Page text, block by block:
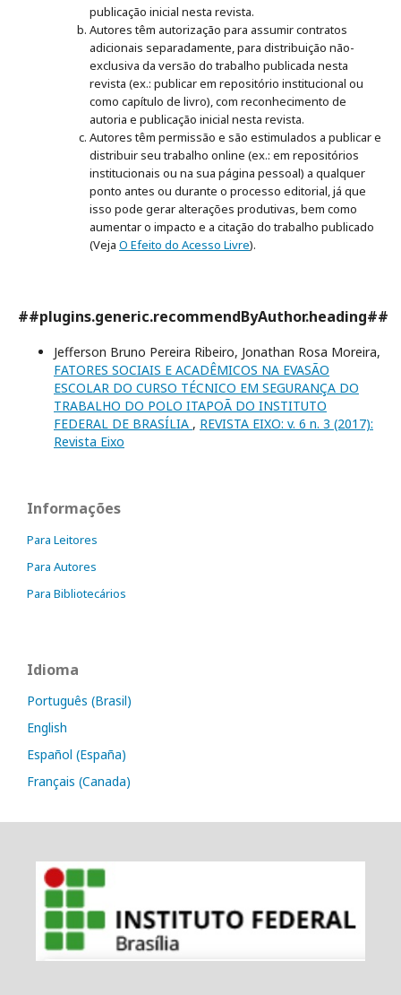
publicação inicial nesta revista.
Autores têm autorização para assumir contratos
adicionais separadamente, para distribuição não-
exclusiva da versão do trabalho publicada nesta
revista (ex.: publicar em repositório institucional ou
como capítulo de livro), com reconhecimento de
autoria e publicação inicial nesta revista.
Autores têm permissão e são estimulados a publicar e
distribuir seu trabalho online (ex.: em repositórios
institucionais ou na sua página pessoal) a qualquer
ponto antes ou durante o processo editorial, já que
isso pode gerar alterações produtivas, bem como
aumentar o impacto e a citação do trabalho publicado
(Veja O Efeito do Acesso Livre).
##plugins.generic.recommendByAuthor.heading##
Jefferson Bruno Pereira Ribeiro, Jonathan Rosa Moreira,
FATORES SOCIAIS E ACADÊMICOS NA EVASÃO
ESCOLAR DO CURSO TÉCNICO EM SEGURANÇA DO
TRABALHO DO POLO ITAPOÃ DO INSTITUTO
FEDERAL DE BRASÍLIA , REVISTA EIXO: v. 6 n. 3 (2017):
Revista Eixo
Informações
Para Leitores
Para Autores
Para Bibliotecários
Idioma
Português (Brasil)
English
Español (España)
Français (Canada)